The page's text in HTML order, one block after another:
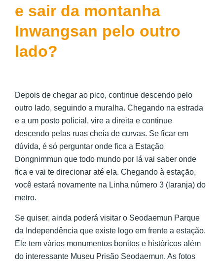
e sair da montanha
Inwangsan pelo outro
lado?
Depois de chegar ao pico, continue descendo pelo
outro lado, seguindo a muralha. Chegando na estrada
e a um posto policial, vire a direita e continue
descendo pelas ruas cheia de curvas. Se ficar em
dúvida, é só perguntar onde fica a Estação
Dongnimmun que todo mundo por lá vai saber onde
fica e vai te direcionar até ela. Chegando à estação,
você estará novamente na Linha número 3 (laranja) do
metro.
Se quiser, ainda poderá visitar o Seodaemun Parque
da Independência que existe logo em frente a estação.
Ele tem vários monumentos bonitos e históricos além
do interessante Museu Prisão Seodaemun. As fotos